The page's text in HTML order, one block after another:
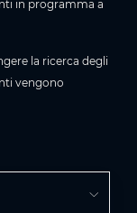
in programma a
la ricerca degli
vengono